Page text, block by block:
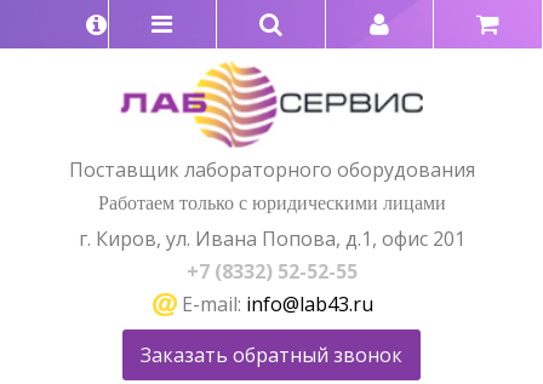
Поставщик лабораторного оборудования
Работаем только с юридическими лицами
г. Киров, ул. Ивана Попова, д.1, офис 201
+7 (8332) 52-52-55
E-mail: info@lab43.ru
Заказать обратный звонок